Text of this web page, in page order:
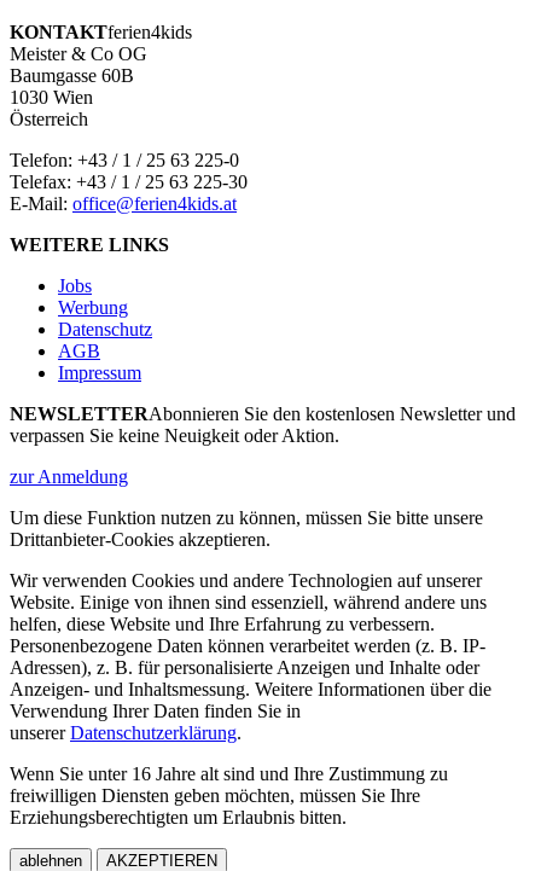
KONTAKTferien4kids
Meister & Co OG
Baumgasse 60B
1030 Wien
Österreich
Telefon: +43 / 1 / 25 63 225-0
Telefax: +43 / 1 / 25 63 225-30
E-Mail: office@ferien4kids.at
WEITERE LINKS
Jobs
Werbung
Datenschutz
AGB
Impressum
NEWSLETTERAbonnieren Sie den kostenlosen Newsletter und
verpassen Sie keine Neuigkeit oder Aktion.
zur Anmeldung
Um diese Funktion nutzen zu können, müssen Sie bitte unsere
Drittanbieter-Cookies akzeptieren.
Wir verwenden Cookies und andere Technologien auf unserer
Website. Einige von ihnen sind essenziell, während andere uns
helfen, diese Website und Ihre Erfahrung zu verbessern.
Personenbezogene Daten können verarbeitet werden (z. B. IP-
Adressen), z. B. für personalisierte Anzeigen und Inhalte oder
Anzeigen- und Inhaltsmessung. Weitere Informationen über die
Verwendung Ihrer Daten finden Sie in
unsererDatenschutzerklärung.
Wenn Sie unter 16 Jahre alt sind und Ihre Zustimmung zu
freiwilligen Diensten geben möchten, müssen Sie Ihre
Erziehungsberechtigten um Erlaubnis bitten.
ablehnen AKZEPTIEREN